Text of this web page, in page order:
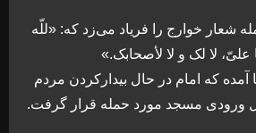
شعار خوارج را فریاد می‌زد که: «للّه
علىّ، لا لک و لا لأصحابک.»
آمده که امام در حال بیدارکردن مردم
ورودی مسجد مورد حمله قرار گرفت.